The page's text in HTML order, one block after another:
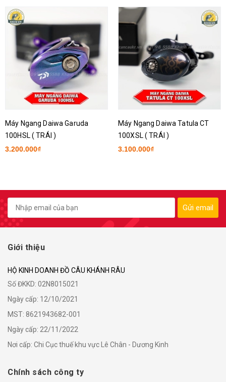
Máy Ngang Daiwa Garuda
100HSL ( TRÁI )
3.200.000₫
Máy Ngang Daiwa Tatula CT
100XSL ( TRÁI )
3.100.000₫
Gửi email
Giới thiệu
HỘ KINH DOANH ĐỒ CÂU KHÁNH RÂU
Số ĐKKD: 02N8015021
Ngày cấp: 12/10/2021
MST: 8621943682-001
Ngày cấp: 22/11/2022
Nơi cấp: Chi Cục thuế khu vực Lê Chân - Dương Kinh
Chính sách công ty